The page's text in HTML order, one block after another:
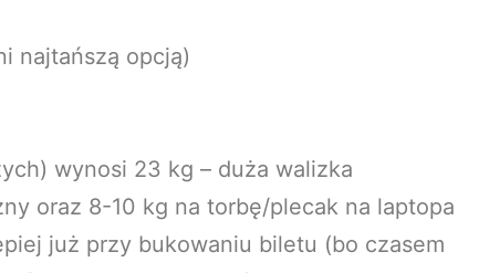
najtańszą opcją)
wynosi 23 kg – duża walizka
oraz 8-10 kg na torbę/plecak na laptopa
już przy bukowaniu biletu (bo czasem